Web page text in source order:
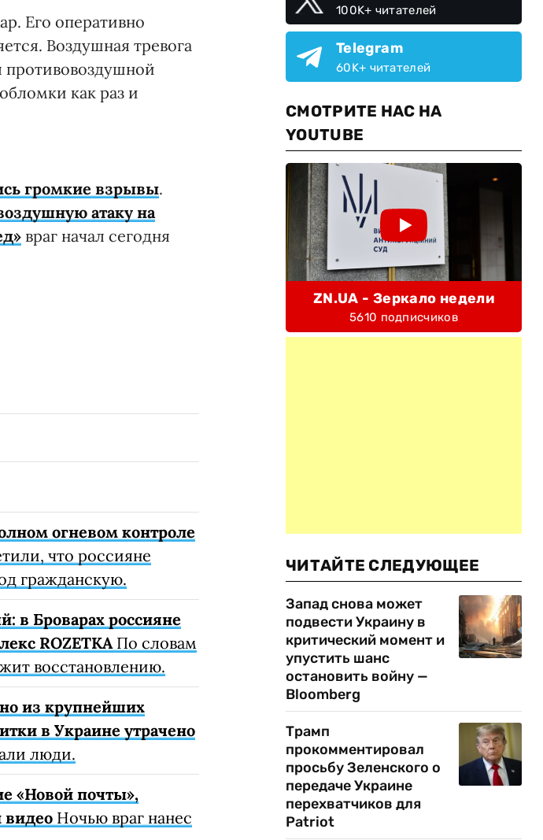
Его оперативно
Воздушная тревога
противовоздушной
как раз и
громкие взрывы.
атаку на
враг начал сегодня
огневом контроле
что россияне
гражданскую.
в Броварах россияне
ROZETKAПо словам
восстановлению.
из крупнейших
в Украине утрачено
люди.
«Новой почты»,
видео Ночью враг нанес
100K+ читателей
Telegram
60K+ читателей
СМОТРИТЕ НАС НА
YOUTUBE
ZN.UA - Зеркало недели
5610 подписчиков
ЧИТАЙТЕ СЛЕДУЮЩЕЕ
Запад снова может
подвести Украину в
критический момент и
упустить шанс
остановить войну —
Bloomberg
Трамп
прокомментировал
просьбу Зеленского о
передаче Украине
перехватчиков для
Patriot